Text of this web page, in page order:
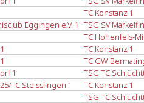
TC Konstanz 1
Eggingen e.V. 1 TSG SV
TC Hohenfels-
TC Konstanz 1
TC GW
1
TSG TC
TC Steisslingen 1 TC Konstanz 1
TSG TC